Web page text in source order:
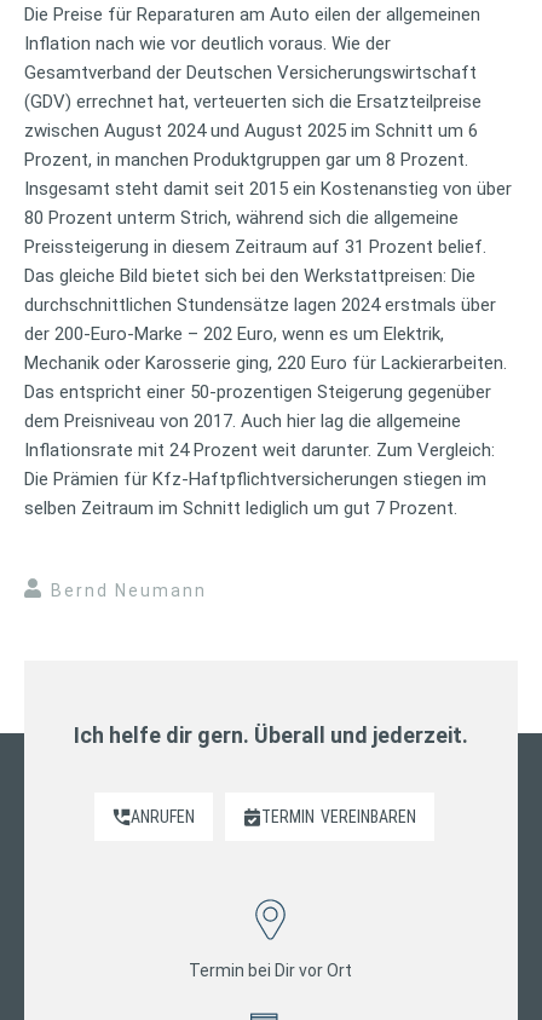
Die Preise für Reparaturen am Auto eilen der allgemeinen
Inflation nach wie vor deutlich voraus. Wie der
Gesamtverband der Deutschen Versicherungswirtschaft
(GDV) errechnet hat, verteuerten sich die Ersatzteilpreise
zwischen August 2024 und August 2025 im Schnitt um 6
Prozent, in manchen Produktgruppen gar um 8 Prozent.
Insgesamt steht damit seit 2015 ein Kostenanstieg von über
80 Prozent unterm Strich, während sich die allgemeine
Preissteigerung in diesem Zeitraum auf 31 Prozent belief.
Das gleiche Bild bietet sich bei den Werkstattpreisen: Die
durchschnittlichen Stundensätze lagen 2024 erstmals über
der 200-Euro-Marke – 202 Euro, wenn es um Elektrik,
Mechanik oder Karosserie ging, 220 Euro für Lackierarbeiten.
Das entspricht einer 50-prozentigen Steigerung gegenüber
dem Preisniveau von 2017. Auch hier lag die allgemeine
Inflationsrate mit 24 Prozent weit darunter. Zum Vergleich:
Die Prämien für Kfz-Haftpflichtversicherungen stiegen im
selben Zeitraum im Schnitt lediglich um gut 7 Prozent.
Bernd Neumann
Ich helfe dir gern. Überall und jederzeit.
ANRUFEN TERMIN VEREINBAREN
Termin bei Dir vor Ort